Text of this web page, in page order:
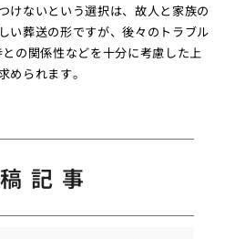
けないという選択は、故人と家族の
い葬送の形ですが、後々のトラブル
の関係性などを十分に考慮した上
められます。
記事